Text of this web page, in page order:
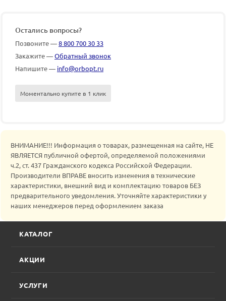
Остались вопросы?
Позвоните —8 800 700 30 33
Закажите —Обратный звонок
Напишите — info@orbopt.ru
Моментально купите в 1 клик
ВНИМАНИЕ!!! Информация о товарах, размещенная на сайте, НЕ
ЯВЛЯЕТСЯ публичной офертой, определяемой положениями
ч.2, ст. 437 Гражданского кодекса Российской Федерации.
Производители ВПРАВЕ вносить изменения в технические
характеристики, внешний вид и комплектацию товаров БЕЗ
предварительного уведомления. Уточняйте характеристики у
наших менеджеров перед оформлением заказа
КАТАЛОГ
АКЦИИ
УСЛУГИ